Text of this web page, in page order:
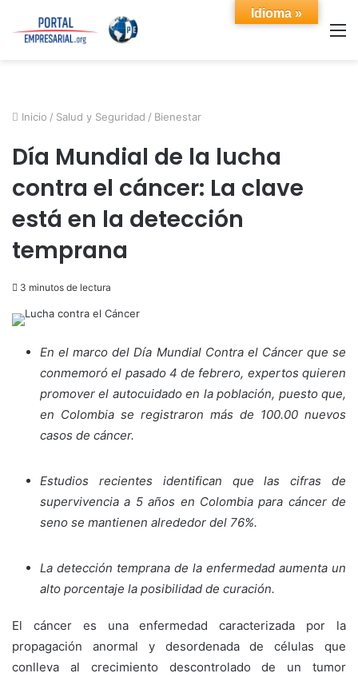
Inicio / Salud y Seguridad / Bienestar
Día Mundial de la lucha
contra el cáncer: La clave
está en la detección
temprana
3 minutos de lectura
En el marco del Día Mundial Contra el Cáncer que se
conmemoró el pasado 4 de febrero, expertos quieren
promover el autocuidado en la población, puesto que,
en Colombia se registraron más de 100.00 nuevos
casos de cáncer.
Estudios recientes identifican que las cifras de
supervivencia a 5 años en Colombia para cáncer de
seno se mantienen alrededor del 76%.
La detección temprana de la enfermedad aumenta un
alto porcentaje la posibilidad de curación.
El cáncer es una enfermedad caracterizada por la
propagación anormal y desordenada de células que
conlleva al crecimiento descontrolado de un tumor
Idioma »